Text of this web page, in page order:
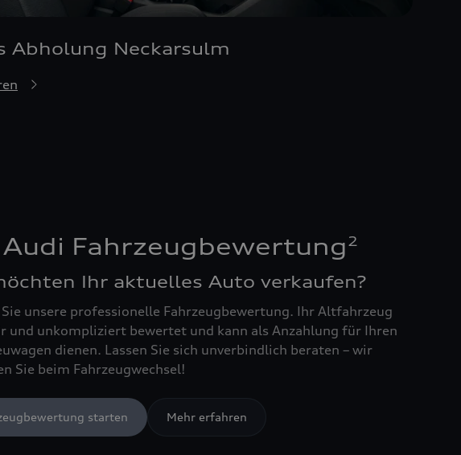
Abholung Neckarsulm
Audi Fahrzeugbewertung 2
Ihr aktuelles Auto verkaufen?
unsere professionelle Fahrzeugbewertung. Ihr Altfahrzeug
und unkompliziert bewertet und kann als Anzahlung für Ihren
dienen. Lassen Sie sich unverbindlich beraten – wir
Sie beim Fahrzeugwechsel!
starten Mehr erfahren